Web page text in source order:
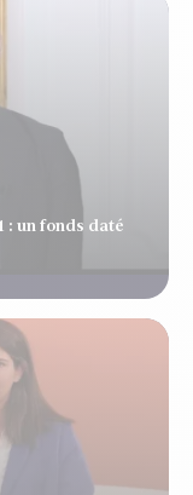
: un fonds daté